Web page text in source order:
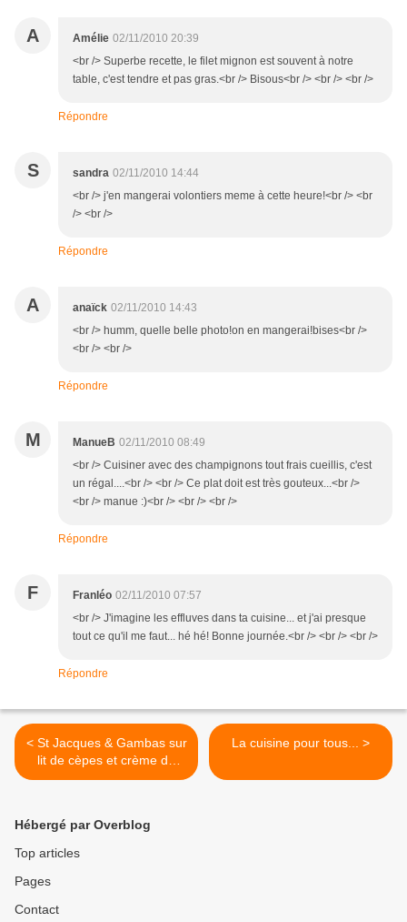
A Amélie 02/11/2010 20:39
<br /> Superbe recette, le filet mignon est souvent à notre
table, c'est tendre et pas gras.<br /> Bisous<br /> <br /> <br />
Répondre
S sandra 02/11/2010 14:44
<br /> j'en mangerai volontiers meme à cette heure!<br /> <br
/> <br />
Répondre
A anaïck 02/11/2010 14:43
<br /> humm, quelle belle photo!on en mangerai!bises<br />
<br /> <br />
Répondre
M ManueB 02/11/2010 08:49
<br /> Cuisiner avec des champignons tout frais cueillis, c'est
un régal....<br /> <br /> Ce plat doit est très gouteux...<br />
<br /> manue :)<br /> <br /> <br />
Répondre
F Franléo 02/11/2010 07:57
<br /> J'imagine les effluves dans ta cuisine... et j'ai presque
tout ce qu'il me faut... hé hé! Bonne journée.<br /> <br /> <br />
Répondre
< St Jacques & Gambas sur
lit de cèpes et crème de
chorizo.
La cuisine pour tous... >
Hébergé par Overblog
Top articles
Pages
Contact